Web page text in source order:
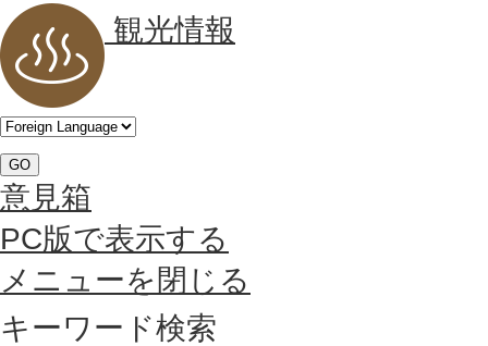
観光情報
GO
意見箱
PC版で表示する
メニューを閉じる
キーワード検索